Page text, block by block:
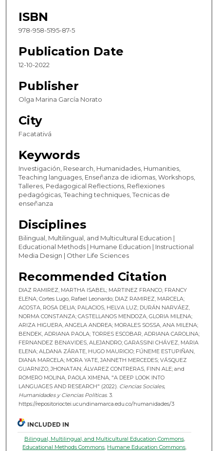
ISBN
978-958-5195-87-5
Publication Date
12-10-2022
Publisher
Olga Marina García Norato
City
Facatativá
Keywords
Investigación, Research, Humanidades, Humanities,
Teaching languages, Enseñanza de idiomas, Workshops,
Talleres, Pedagogical Reflections, Reflexiones
pedagógicas, Teaching techniques, Tecnicas de
enseñanza
Disciplines
Bilingual, Multilingual, and Multicultural Education |
Educational Methods | Humane Education | Instructional
Media Design | Other Life Sciences
Recommended Citation
DIAZ RAMIREZ, MARTHA ISABEL; MARTINEZ FRANCO, FRANCY
ELENA; Cortes Lugo, Rafael Leonardo; DIAZ RAMIREZ, MARCELA;
ACOSTA, ROSA DELIA; PALACIOS, HELVA LUZ; DURÁN NARVÁEZ,
NORMA CONSTANZA; CASTELLANOS MENDOZA, GLORIA MILENA;
ARIZA HIGUERA, ANGELA ANDREA; MORALES SOSSA, ANA MILENA;
BENDEK, ADRIANA PAOLA; TORRES ESCOBAR, ADRIANA CAROLINA;
FERNANDEZ BENAVIDES, ALEJANDRO; GARASSINI CHÁVEZ, MARIA
ELENA; ALDANA ZÁRATE, HUGO MAURICIO; FÚNEME ESTUPIÑAN,
DIANA MARCELA; MORA YATE, JANNETH MERCEDES; VÁSQUEZ
GUARNIZO, JHONATAN; ÁLVAREZ CONTRERAS, FINN ALE; and
ROMERO MOLINA, PAOLA XIMENA, "A DEEP LOOK INTO
LANGUAGES AND RESEARCH" (2022). Ciencias Sociales,
Humanidades y Ciencias Políticas. 3.
https://repositorioctei.ucundinamarca.edu.co/humanidades/3
INCLUDED IN
Bilingual, Multilingual, and Multicultural Education Commons,
Educational Methods Commons Humane Education Commons